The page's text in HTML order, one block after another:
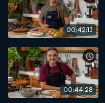
00:42:13
00:44:28